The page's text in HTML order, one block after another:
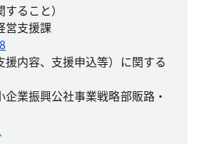
ること）
営支援課
援内容、支援申込等）に関する
企業振興公社事業戦略部販路・